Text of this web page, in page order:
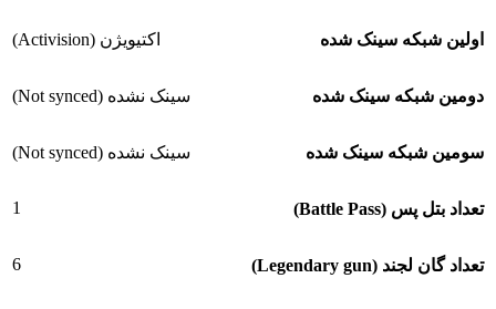
اولین شبکه سینک شده اکتیویژن (Activision)
دومین شبکه سینک شده سینک نشده (Not synced)
سومین شبکه سینک شده سینک نشده (Not synced)
تعداد بتل پس (Battle Pass) 1
تعداد گان لجند (Legendary gun) 6